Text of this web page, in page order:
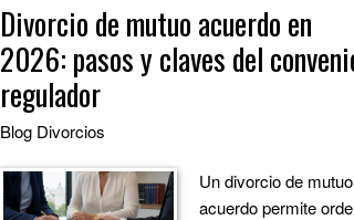
Divorcio de mutuo acuerdo en
2026: pasos y claves del
regulador
Blog Divorcios
Un divorcio de mutuo
acuerdo permite